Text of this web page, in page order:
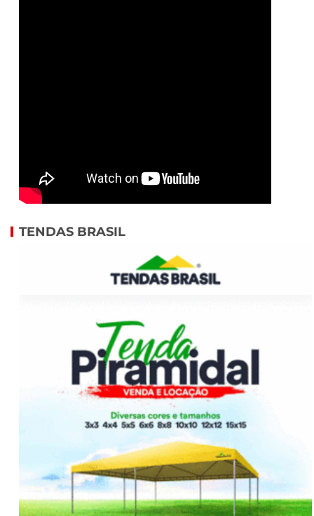
TENDAS BRASIL